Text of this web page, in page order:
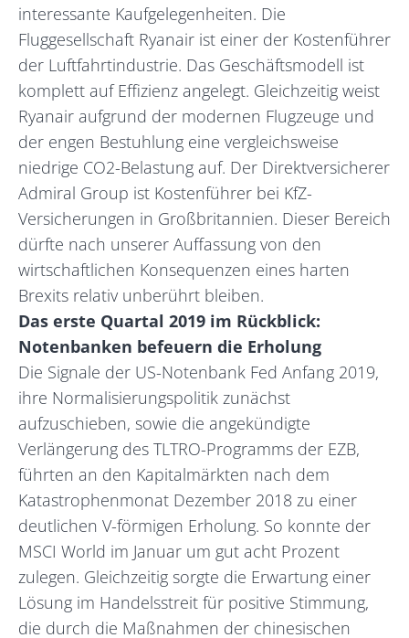
interessante Kaufgelegenheiten. Die
Fluggesellschaft Ryanair ist einer der Kostenführer
der Luftfahrtindustrie. Das Geschäftsmodell ist
komplett auf Effizienz angelegt. Gleichzeitig weist
Ryanair aufgrund der modernen Flugzeuge und
der engen Bestuhlung eine vergleichsweise
niedrige CO2-Belastung auf. Der Direktversicherer
Admiral Group ist Kostenführer bei KfZ-
Versicherungen in Großbritannien. Dieser Bereich
dürfte nach unserer Auffassung von den
wirtschaftlichen Konsequenzen eines harten
Brexits relativ unberührt bleiben.
Das erste Quartal 2019 im Rückblick:
Notenbanken befeuern die Erholung
Die Signale der US-Notenbank Fed Anfang 2019,
ihre Normalisierungspolitik zunächst
aufzuschieben, sowie die angekündigte
Verlängerung des TLTRO-Programms der EZB,
führten an den Kapitalmärkten nach dem
Katastrophenmonat Dezember 2018 zu einer
deutlichen V-förmigen Erholung. So konnte der
MSCI World im Januar um gut acht Prozent
zulegen. Gleichzeitig sorgte die Erwartung einer
Lösung im Handelsstreit für positive Stimmung,
die durch die Maßnahmen der chinesischen